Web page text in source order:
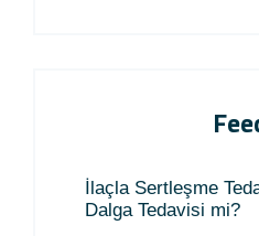
İlaçla Sertleşme
Dalga Tedavisi mi?